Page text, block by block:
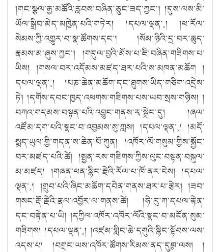
།གང་སྩལ་རྒྱ་མཚོའི་རླབས་བཞིན་ཅུང་ཟད་ཀྱང༌། །དུས་ལས་མི་
ཡོལ་སྒྲིབ་མེད་མཁྱེན་པའི་གཏེར། །དཔལ་ལྡན་༝། །ཕ་རོལ་
སེམས་ཀྱི་འགྱུར་བ་སྣ་ཚོགས་དང༌། །སོམ་ཉིའི་དྲ་བར་ཆུད་
རྣམས་མ་ཞུས་ཀྱང༌། །གདུལ་བྱའི་མོས་པ་ཇི་བཞིན་གཟིགས་པ་
ཡིས། །གསལ་བར་འདོམས་མཛད་ཐར་པའི་ས་མཁན་མཆོག །
དཔལ་ལྡན་༝། །པཎ་ཆེན་མཆོག་དང་ཐུགས་ཡིད་གཅིག་འདྲེས་
ཏེ། །དགོས་དབང་ཁྱད་འཕགས་གཟིགས་པས་ཡབ་སྲས་གཉིས། །
བཀའ་གདམས་བསྟན་པའི་འབྱུང་གནས་རྭ་སྒྲེང་དུ། །ཞལ་
འཛོམ་དག་པའི་སྣང་བ་འབྱམས་སུ་ཀླས། །དཔལ་ལྡན་༝། །མདོ་
སྨད་ཡུལ་གྱི་གདན་ས་ཆེན་པོ་ཀུན། །འཁོར་ལོ་གསུམ་གྱིས་སྐྱོང་
བར་མཛད་པའི་ཚེ། །སྤྱན་རས་གཟིགས་ཀྱིས་ལུང་བསྟན་བསྐུལ་
མ་མཛད། །གཞན་ཕན་སྙིང་རྗེའི་རོལ་པ་ཁོ་ནར་ངེས། །དཔལ་
ལྡན་༝། །གྲུབ་པའི་ཞིང་མཆོག་དབེན་གནས་ཐར་པ་རྩེར། །ཟབ་
གསང་རྡོ་རྗེའི་རྣལ་འབྱོར་ལ་གནས་ཚེ། །ཧེ་རུ་ཀ་དཔལ་རྟེན་
དང་བརྟེན་པ་ཡི། །དཀྱིལ་འཁོར་འཁོར་ལོའི་སྣང་བ་མངོན་སུམ་
གཟིགས། །དཔལ་ལྡན་༝། །འཛམ་གླིང་ཆེ་དགུའི་སྙིང་སྟོབས་ལས་
འདས་པ། །བགྲང་ཡས་འཁོར་ཚོགས་རིམས་ནད་དུཿཁ་ལས། །